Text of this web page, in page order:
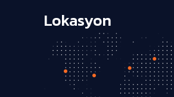
Lokasyon